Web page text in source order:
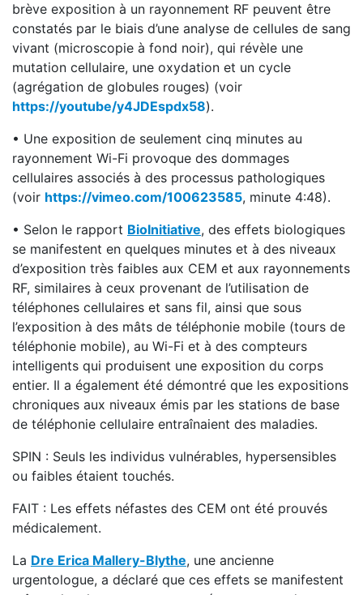
brève exposition à un rayonnement RF peuvent être
constatés par le biais d’une analyse de cellules de sang
vivant (microscopie à fond noir), qui révèle une
mutation cellulaire, une oxydation et un cycle
(agrégation de globules rouges) (voir
https://youtube/y4JDEspdx58).
• Une exposition de seulement cinq minutes au
rayonnement Wi-Fi provoque des dommages
cellulaires associés à des processus pathologiques
(voir https://vimeo.com/100623585, minute 4:48).
• Selon le rapport BioInitiative, des effets biologiques
se manifestent en quelques minutes et à des niveaux
d’exposition très faibles aux CEM et aux rayonnements
RF, similaires à ceux provenant de l’utilisation de
téléphones cellulaires et sans fil, ainsi que sous
l’exposition à des mâts de téléphonie mobile (tours de
téléphonie mobile), au Wi-Fi et à des compteurs
intelligents qui produisent une exposition du corps
entier. Il a également été démontré que les expositions
chroniques aux niveaux émis par les stations de base
de téléphonie cellulaire entraînaient des maladies.
SPIN : Seuls les individus vulnérables, hypersensibles
ou faibles étaient touchés.
FAIT : Les effets néfastes des CEM ont été prouvés
médicalement.
La Dre Erica Mallery-Blythe, une ancienne
urgentologue, a déclaré que ces effets se manifestent